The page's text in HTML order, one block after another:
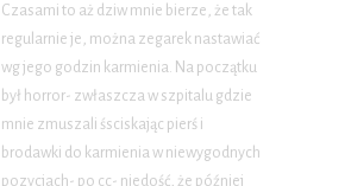
Czasami to aż dziw mnie bierze, że tak
regularnie je, można zegarek nastawiać
wg jego godzin karmienia. Na początku
był horror- zwłaszcza w szpitalu gdzie
mnie zmuszali śsciskając pierś i
brodawki do karmienia w niewygodnych
pozycjach- po cc- niedość, że później